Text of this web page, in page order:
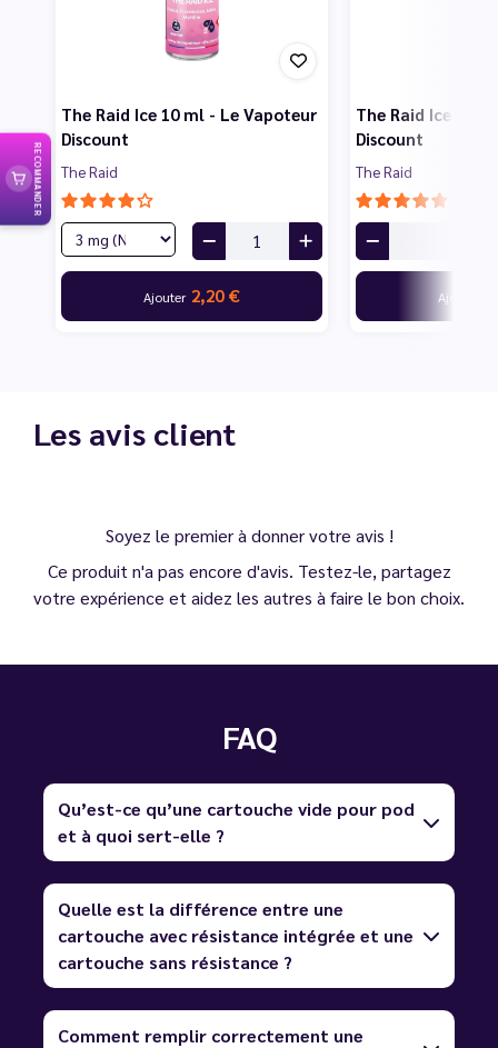
The Raid Ice 10 ml - Le Vapoteur
Discount
The Raid
Ajouter 2,20 €
The Raid Ice 50
Discount
The Raid
Ajouter
Les avis client
Soyez le premier à donner votre avis !
Ce produit n'a pas encore d'avis. Testez-le, partagez
votre expérience et aidez les autres à faire le bon choix.
FAQ
Qu’est-ce qu’une cartouche vide pour pod
et à quoi sert-elle ?
Quelle est la différence entre une
cartouche avec résistance intégrée et une
cartouche sans résistance ?
Comment remplir correctement une
RECOMMANDER